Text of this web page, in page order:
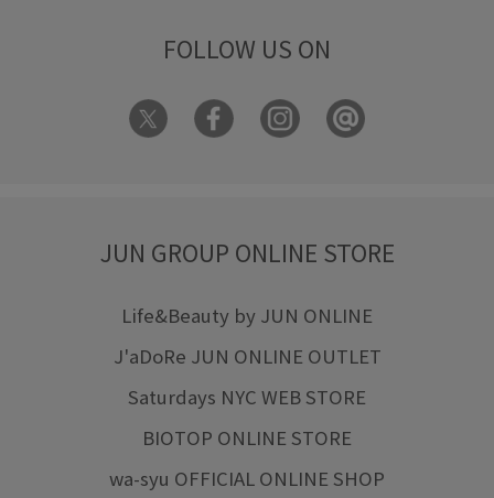
FOLLOW US ON
JUN GROUP ONLINE STORE
Life&Beauty by JUN ONLINE
J'aDoRe JUN ONLINE OUTLET
Saturdays NYC WEB STORE
BIOTOP ONLINE STORE
wa-syu OFFICIAL ONLINE SHOP